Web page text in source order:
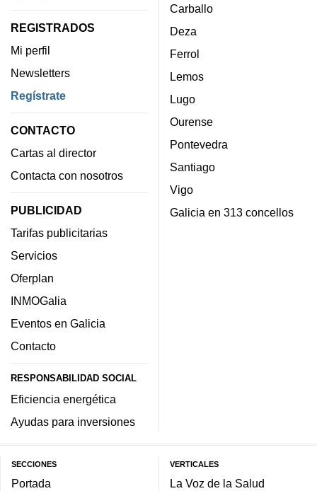
REGISTRADOS
Mi perfil
Newsletters
Regístrate
CONTACTO
Cartas al director
Contacta con nosotros
PUBLICIDAD
Tarifas publicitarias
Servicios
Oferplan
INMOGalia
Eventos en Galicia
Contacto
RESPONSABILIDAD SOCIAL
Eficiencia energética
Ayudas para inversiones
Carballo
Deza
Ferrol
Lemos
Lugo
Ourense
Pontevedra
Santiago
Vigo
Galicia en 313 concellos
SECCIONES
Portada
VERTICALES
La Voz de la Salud